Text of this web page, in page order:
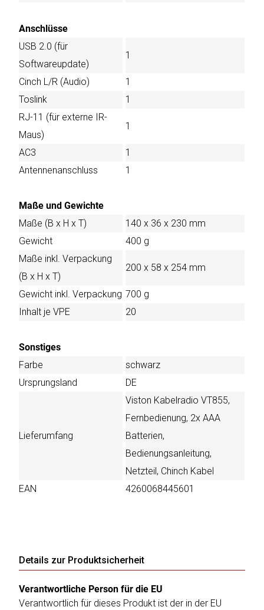
Anschlüsse
USB 2.0 (für
Softwareupdate)
1
Cinch L/R (Audio)
1
Toslink
1
RJ-11 (für externe IR-
Maus)
1
AC3
1
Antennenanschluss
1
Maße und Gewichte
Maße (B x H x T)
140 x 36 x 230 mm
Gewicht
400 g
Maße inkl. Verpackung
(B x H x T)
200 x 58 x 254 mm
Gewicht inkl. Verpackung 700 g
Inhalt je VPE
20
Sonstiges
Farbe
schwarz
Ursprungsland
DE
Lieferumfang
Viston Kabelradio VT855,
Fernbedienung, 2x AAA
Batterien,
Bedienungsanleitung,
Netzteil, Chinch Kabel
EAN
4260068445601
Details zur Produktsicherheit
Verantwortliche Person für die EU
Verantwortlich für dieses Produkt ist der in der EU